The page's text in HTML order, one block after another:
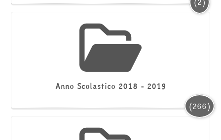
Anno Scolastico 2018 - 2019
(266)